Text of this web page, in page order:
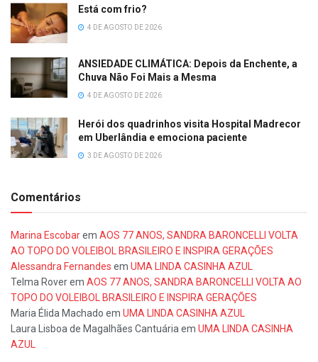
Está com frio?
4 DE AGOSTO DE 2026
ANSIEDADE CLIMÁTICA: Depois da Enchente, a
Chuva Não Foi Mais a Mesma
4 DE AGOSTO DE 2026
Herói dos quadrinhos visita Hospital Madrecor
em Uberlândia e emociona paciente
3 DE AGOSTO DE 2026
Comentários
Marina Escobarem AOS 77 ANOS, SANDRA BARONCELLI VOLTA
AO TOPO DO VOLEIBOL BRASILEIRO E INSPIRA GERAÇÕES
Alessandra Fernandes em UMA LINDA CASINHA AZUL
Telma Roverem AOS 77 ANOS, SANDRA BARONCELLI VOLTA AO
TOPO DO VOLEIBOL BRASILEIRO E INSPIRA GERAÇÕES
Maria Élida Machado em UMA LINDA CASINHA AZUL
Laura Lisboa de Magalhães Cantuária em UMA LINDA CASINHA
AZUL